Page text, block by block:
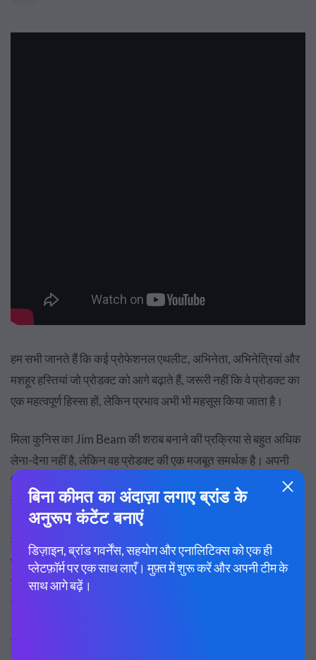
हम सभी जानते हैं कि कई प्रोफेशनल एथलीट, अभिनेता, अभिनेत्रियां और
मशहूर हस्तियां जो प्रोडक्ट को आगे बढ़ाते हैं, जरूरी नहीं कि वे प्रोडक्ट का
एक महत्वपूर्ण हिस्सा हों, लेकिन प्रभाव अभी भी महसूस किया जाता है।
मिला कुनिस का Jim Beam की शराब बनाने की प्रक्रिया से बहुत अधिक
लेना-देना नहीं है, लेकिन वह प्रोडक्ट की एक मजबूत समर्थक है। अपनी
व्हिस्की से सुंदर और विश्वसनीय रूप से परिचित, अभिनेत्री ब्रांड पर अपनी
मुहर लगाती है और खुद उद्योग में आए बिना अधिकार जोड़ती है।
मशहूर हस्तियों, एथलीटों और बड़े-नाम वाले प्रभावितों का इस्तेमाल अक्सर
प्रोडक्ट का समर्थन करने के लिए किया जाता है ताकि उद्योग के निर्माण,
दिशा या ज्ञान के साथ कुछ भी (या थोड़ा) होने के बावजूद लोकप्रियता को
बढ़ावा दिया जा सके।
विज्ञापन की दुनिया (या खेल जगत) शायद यह कभी नहीं भूल सकती कि